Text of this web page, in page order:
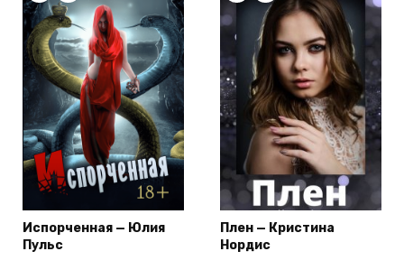
Испорченная — Юлия
Пульс
Плен — Кристина
Нордис